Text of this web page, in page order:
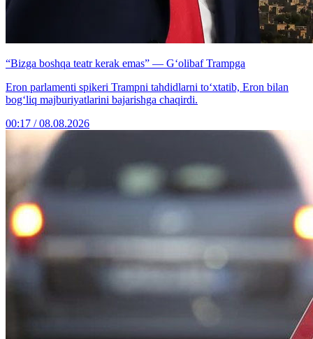
“Bizga boshqa teatr kerak emas” — G‘olibaf Trampga
Eron parlamenti spikeri Trampni tahdidlarni to‘xtatib, Eron bilan
bog‘liq majburiyatlarini bajarishga chaqirdi.
00:17 / 08.08.2026